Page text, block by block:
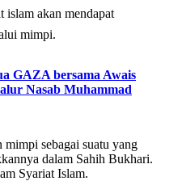
mimpi.
GAZA bersama Awais
Nasab Muhammad
sebagai suatu yang
dalam Sahih Bukhari.
Syariat Islam.